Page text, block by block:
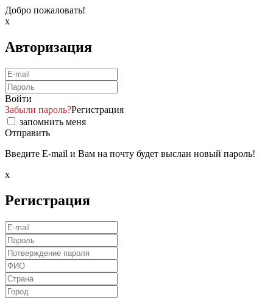
Добро пожаловать!
x
Авторизация
Войти
Забыли пароль?Регистрация
запомнить меня
Отправить
Введите E-mail и Вам на почту будет выслан новый пароль!
x
Регистрация